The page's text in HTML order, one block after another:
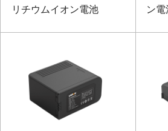
リチウムイオン電池
ン電